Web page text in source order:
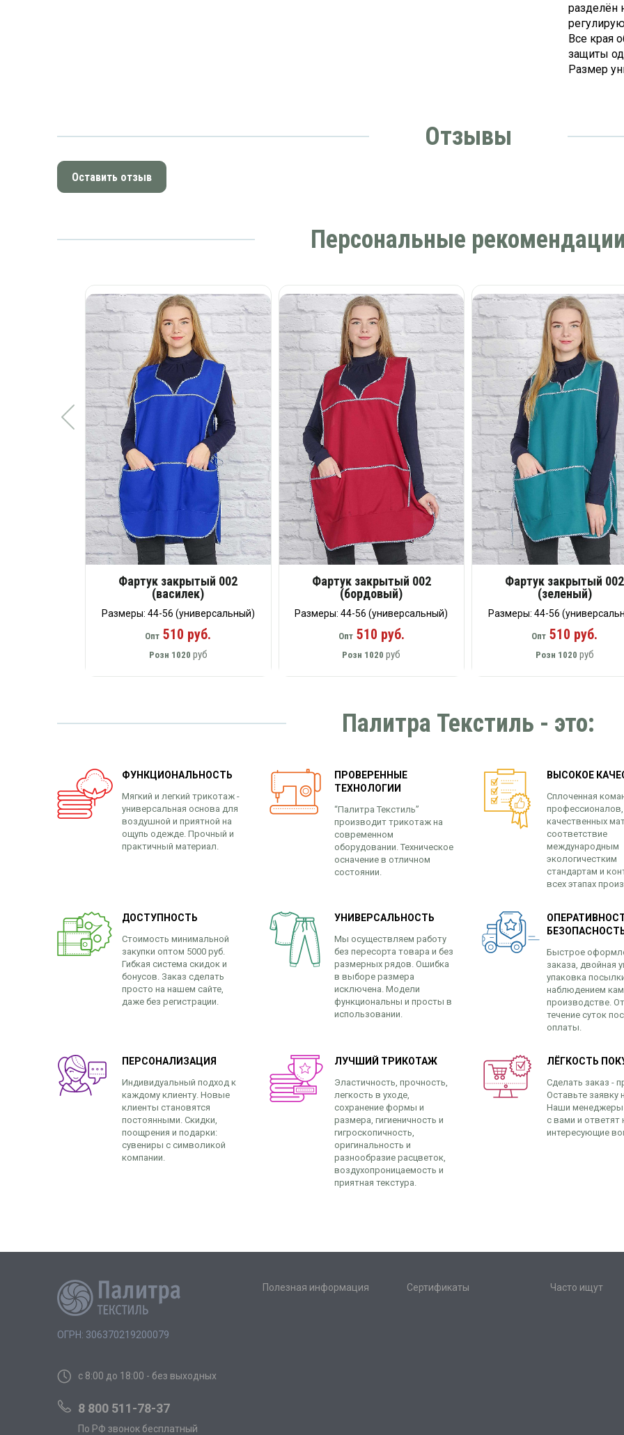
разделён
Все края
защиты
Размер
Отзывы
Оставить отзыв
Персональные рекомендации
Фартук закрытый 002
(василек)
Размеры: 44-56 (универсальный)
Опт 510 руб.
Розн 1020 руб
Фартук закрытый 002
(бордовый)
Размеры: 44-56 (универсальный)
Опт510 руб.
Розн 1020 руб
Фартук закрытый 002
(зеленый)
Размеры: 44-56
Опт 510 руб.
Розн 1020 руб
Палитра Текстиль - это:
ФУНКЦИОНАЛЬНОСТЬ
Мягкий и легкий трикотаж -
универсальная основа для
воздушной и приятной на
ощупь одежде. Прочный и
практичный материал.
ПРОВЕРЕННЫЕ
ТЕХНОЛОГИИ
“Палитра Текстиль”
производит трикотаж на
современном
оборудовании. Техническое
осначение в отличном
состоянии.
ВЫСОКОЕ
Сплоченная
качественных
соответствие
международным
экологичестким
стандартам и
всех этапах
ДОСТУПНОСТЬ
Стоимость минимальной
закупки оптом 5000 руб.
Гибкая система скидок и
бонусов. Заказ сделать
просто на нашем сайте,
даже без регистрации.
УНИВЕРСАЛЬНОСТЬ
Мы осуществляем работу
без пересорта товара и без
размерных рядов. Ошибка
в выборе размера
исключена. Модели
функциональны и просты в
использовании.
Быстрое
заказа, двойная
упаковка
наблюдением
производстве.
течение суток
оплаты.
ПЕРСОНАЛИЗАЦИЯ
Индивидуальный подход к
каждому клиенту. Новые
клиенты становятся
постоянными. Скидки,
поощрения и подарки:
сувениры с символикой
компании.
ЛУЧШИЙ ТРИКОТАЖ
Эластичность, прочность,
легкость в уходе,
сохранение формы и
размера, гигиеничность и
гигроскопичность,
оригинальность и
разнообразие расцветок,
воздухопроницаемость и
приятная текстура.
ЛЁГКОСТЬ
Сделать заказ -
Оставьте заявку
Наши менеджеры
с вами и ответят
интересующие
ОГРН: 306370219200079
с 8:00 до 18:00 - без выходных
8 800 511-78-37
По РФ звонок бесплатный
Полезная информация Сертификаты Часто ищут